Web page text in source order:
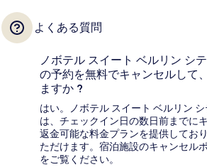
よくある質問
ノボテル スイート ベルリン シ
の予約を無料でキャンセルして
ますか ?
はい。ノボテル スイート ベルリン
は、チェックイン日の数日前までに
返金可能な料金プランを提供してお
ただけます。宿泊施設のキャンセル
をご覧ください。